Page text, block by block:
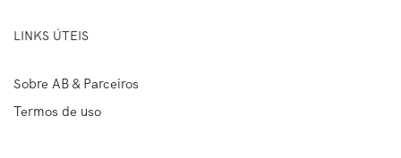
LINKS ÚTEIS
Sobre AB & Parceiros
Termos de uso